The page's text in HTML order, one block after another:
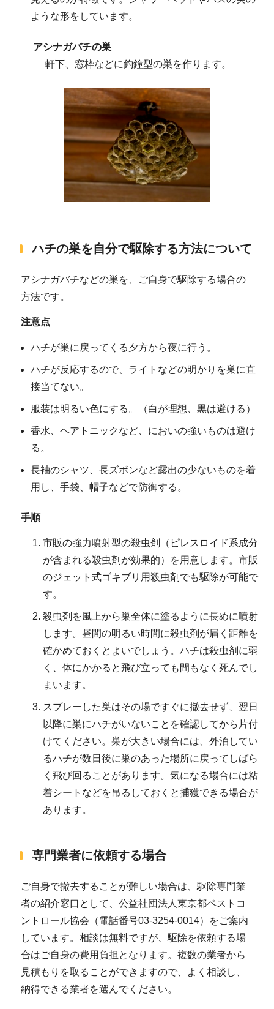
ような形をしています。
アシナガバチの巣
軒下、窓枠などに釣鐘型の巣を作ります。
ハチの巣を自分で駆除する方法について
アシナガバチなどの巣を、ご自身で駆除する場合の
方法です。
注意点
ハチが巣に戻ってくる夕方から夜に行う。
ハチが反応するので、ライトなどの明かりを巣に直
接当てない。
服装は明るい色にする。（白が理想、黒は避ける）
香水、ヘアトニックなど、においの強いものは避け
る。
長袖のシャツ、長ズボンなど露出の少ないものを着
用し、手袋、帽子などで防御する。
手順
市販の強力噴射型の殺虫剤（ピレスロイド系成分
が含まれる殺虫剤が効果的）を用意します。市販
のジェット式ゴキブリ用殺虫剤でも駆除が可能で
す。
殺虫剤を風上から巣全体に塗るように長めに噴射
します。昼間の明るい時間に殺虫剤が届く距離を
確かめておくとよいでしょう。ハチは殺虫剤に弱
く、体にかかると飛び立っても間もなく死んでし
まいます。
スプレーした巣はその場ですぐに撤去せず、翌日
以降に巣にハチがいないことを確認してから片付
けてください。巣が大きい場合には、外泊してい
るハチが数日後に巣のあった場所に戻ってしばら
く飛び回ることがあります。気になる場合には粘
着シートなどを吊るしておくと捕獲できる場合が
あります。
専門業者に依頼する場合
ご自身で撤去することが難しい場合は、駆除専門業
者の紹介窓口として、公益社団法人東京都ペストコ
ントロール協会（電話番号03-3254-0014）をご案内
しています。相談は無料ですが、駆除を依頼する場
合はご自身の費用負担となります。複数の業者から
見積もりを取ることができますので、よく相談し、
納得できる業者を選んでください。